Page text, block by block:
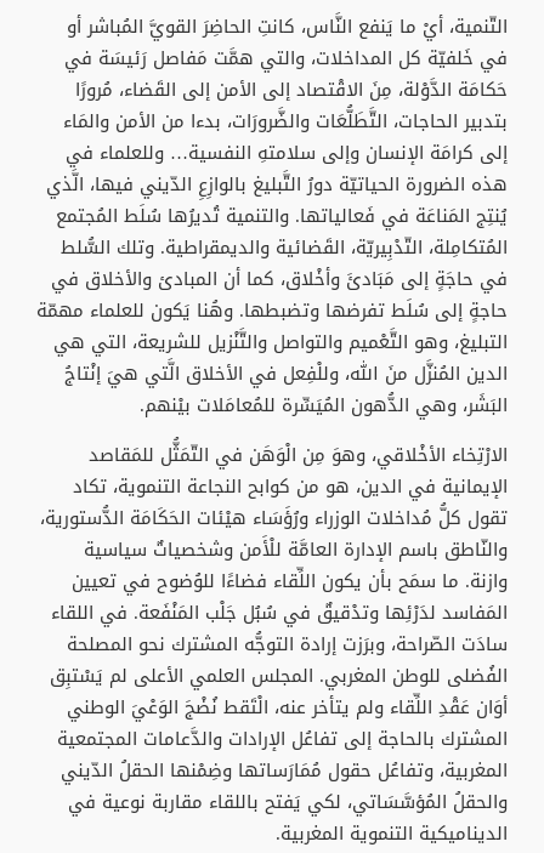
التّنمية، أيْ ما يَنفع النَّاس، كانتِ الحاضِرَ القويَّ المُباشر أو
في خَلفيّة كل المداخلات، والتي همَّت مَفاصل رَئيسَة في
حَكامَة الدَّوْلة، مِنَ الاقْتصاد إلى الأمن إلى القَضاء، مُرورًا
بتدبير الحاجات، التَّطَلُّعَات والضَّرورَات، بدءا من الأمن والمَاء
إلى كرامَة الإنسان وإلى سلامتهِ النفسية… وللعلماء في
هذه الضرورة الحياتيّة دورُ التَّبليغ بالوازِعِ الدّيني فيها، الَّذي
يُنتِج المَناعَة في فَعالياتها. والتنمية تُديرُها سُلَط المُجتمع
المُتكامِلة، التّدْبِيريّة، القَضائية والديمقراطية. وتلك السُّلط
في حاجَةٍ إلى مَبَادئَ وأخْلاق، كما أن المبادئ والأخلاق في
حاجةٍ إلى سُلَط تفرضها وتضبطها. وهُنا يَكون للعلماء مهمّة
التبليغ، وهو التَّعْميم والتواصل والتَّنْزيل للشريعة، التي هي
الدين المُنزَّل منَ الله، وللْفِعل في الأخلاق الَّتي هيَ إنْتاجُ
البَشَر، وهي الدُّهون المُيَسِّرة للمُعامَلات بيْنهم.
الارْتِخاء الأخْلاقي، وهوَ مِن الْوَهَن في التّمَثُّل للمَقاصد
الإيمانية في الدين، هو من كوابح النجاعة التنموية، تكاد
تقول كلُّ مُداخلات الوزراء ورُؤَسَاء هيْئات الحَكَامَة الدُّستورية،
والنّاطق باسم الإدارة العامَّة للْأَمن وشخصياتٌ سياسية
وازنة. ما سمَح بأن يكون اللِّقاء فضاءًا للوُضوح في تعيين
المَفاسد لدَرْئِها وتدْقيقٌ في سُبُل جَلْب المَنْفَعة. في اللقاء
سادَت الصّراحة، وبرَزت إرادة التوجُّه المشترك نحو المصلحة
الفُضلى للوطن المغربي. المجلس العلمي الأعلى لم يَسْتبِق
أوَان عَقْدِ اللِّقاء ولم يتأخر عنه، الْتَقط نُضْجَ الوَعْيَ الوطني
المشترك بالحاجة إلى تفاعُل الإرادات والدَّعامات المجتمعية
المغربية، وتفاعُل حقول مُمَارَساتها وضِمْنها الحقلُ الدّيني
والحقلُ المُؤسَّسَاتي، لكي يَفتح باللقاء مقاربة نوعية في
الديناميكية التنموية المغربية.